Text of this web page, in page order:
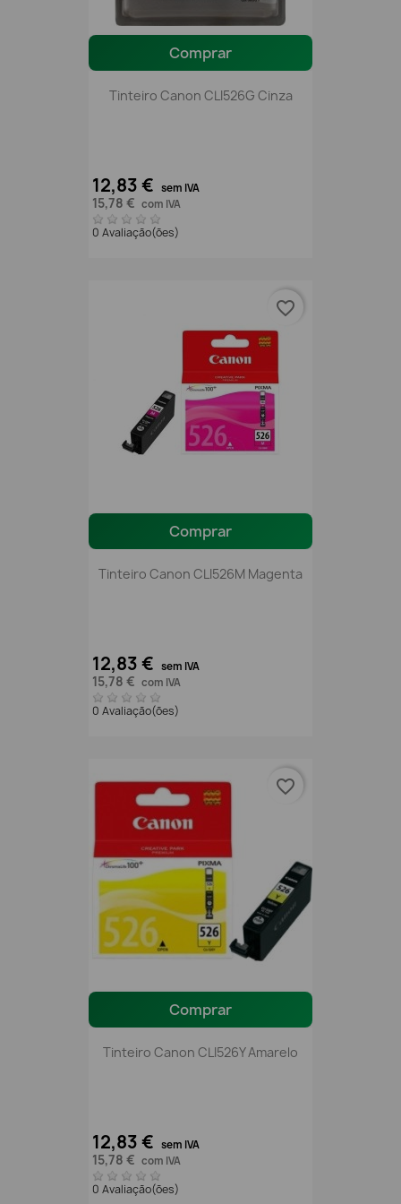
Comprar
Tinteiro Canon CLI526G Cinza
12,83 € sem IVA
15,78 € com IVA
0 Avaliação(ões)
Comprar
Tinteiro Canon CLI526M Magenta
12,83 € sem IVA
15,78 € com IVA
0 Avaliação(ões)
favorite_border
Comprar
Tinteiro Canon CLI526Y Amarelo
12,83 € sem IVA
15,78 € com IVA
0 Avaliação(ões)
favorite_border